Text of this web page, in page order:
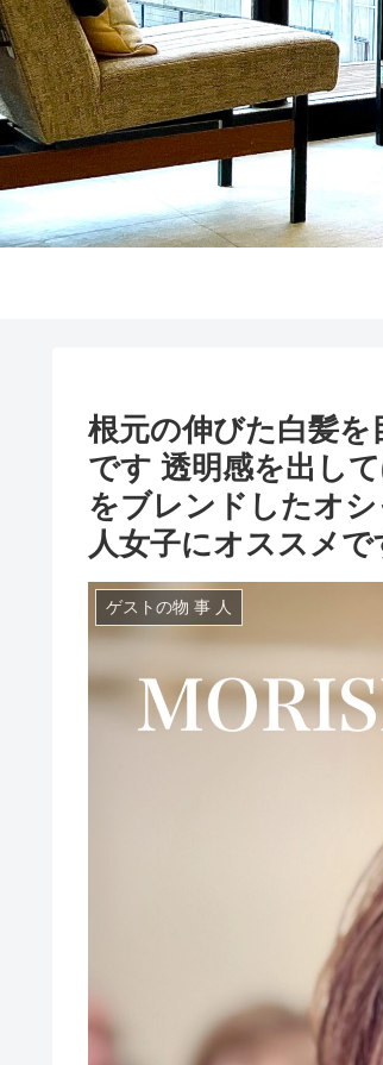
根元の伸びた白髪
です 透明感を出し
をブレンドしたオ
人女子にオススメで
ゲストの物 事 人